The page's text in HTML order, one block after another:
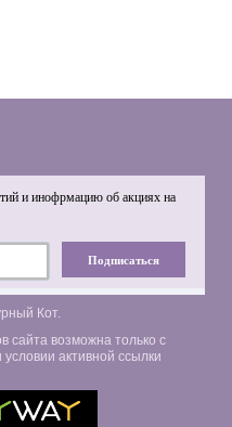
и инофрмацию об акциях на
Подписаться
Кот.
сайта возможна только с
активной ссылки